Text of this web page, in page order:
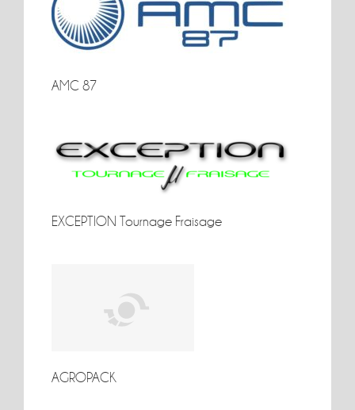
AMC 87
EXCEPTION Tournage Fraisage
EXCEPTION Tournage Fraisage
AGROPACK